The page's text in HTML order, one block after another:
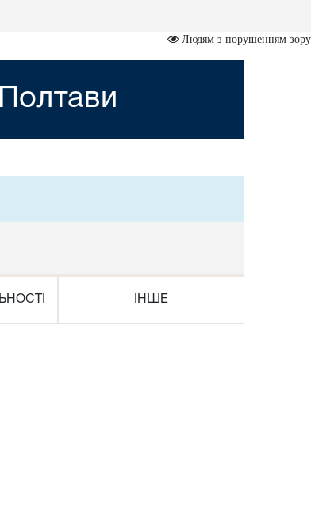
Людям з порушенням зору
ІНШЕ